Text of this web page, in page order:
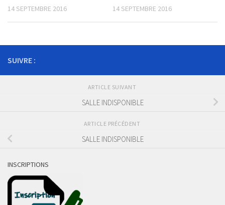
14 SEPTEMBRE 2016 14 SEPTEMBRE 2016
SUIVRE :
ARTICLE SUIVANT
SALLE INDISPONIBLE
ARTICLE PRÉCÉDENT
SALLE INDISPONIBLE
INSCRIPTIONS